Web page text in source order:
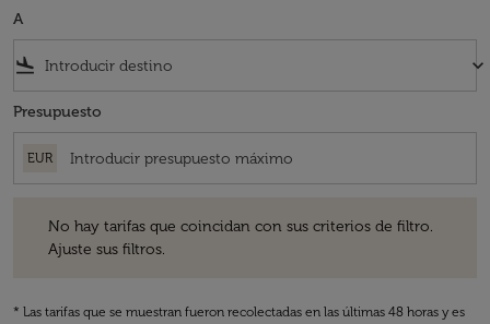
A
flight_land keyboard_arrow_down
Presupuesto
EUR
No hay tarifas que coincidan con sus criterios de filtro.
Ajuste sus filtros.
* Las tarifas que se muestran fueron recolectadas en las últimas 48 horas y es